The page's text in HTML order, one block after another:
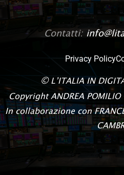
Contatti:
Privacy Policy
© L’ITALIA IN
Copyright ANDREA POMILIO
In collaborazione con